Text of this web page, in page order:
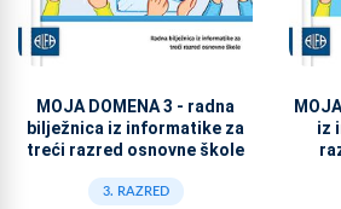
MOJA DOMENA 3 - radna
bilježnica iz informatike za
treći razred osnovne škole
3. RAZRED
iz